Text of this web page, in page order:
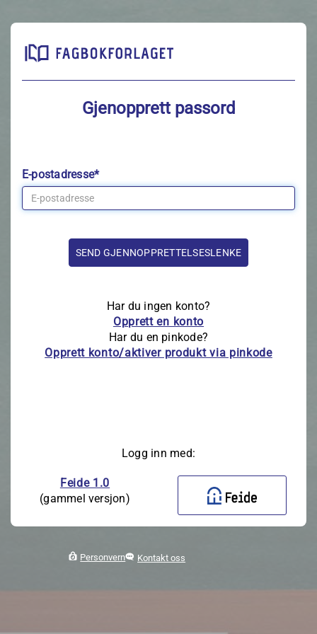
Gjenopprett passord
E-postadresse*
Har du ingen konto?
Opprett en konto
Har du en pinkode?
Opprett konto/aktiver produkt via pinkode
Logg inn med:
Feide 1.0
(gammel versjon)
Personvern Kontakt oss